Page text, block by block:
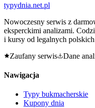
typydnia.net.pl
Nowoczesny serwis z
eksperckimi analizami.
i kursy od legalnych
Zaufany serwis
Dane
Nawigacja
Typy bukmacherskie
Kupony dnia